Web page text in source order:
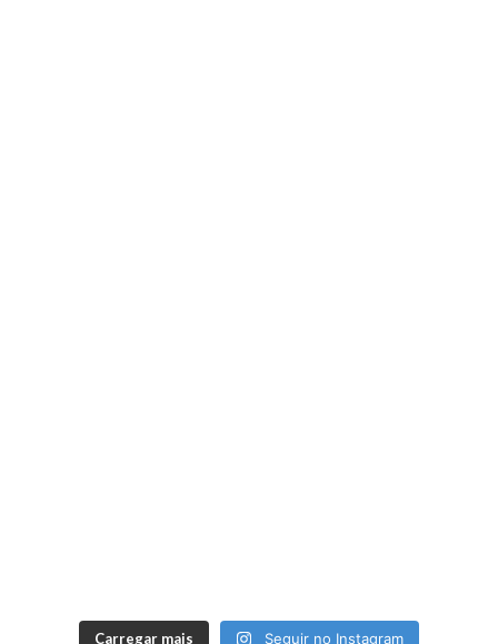
Carregar mais Seguir no Instagram